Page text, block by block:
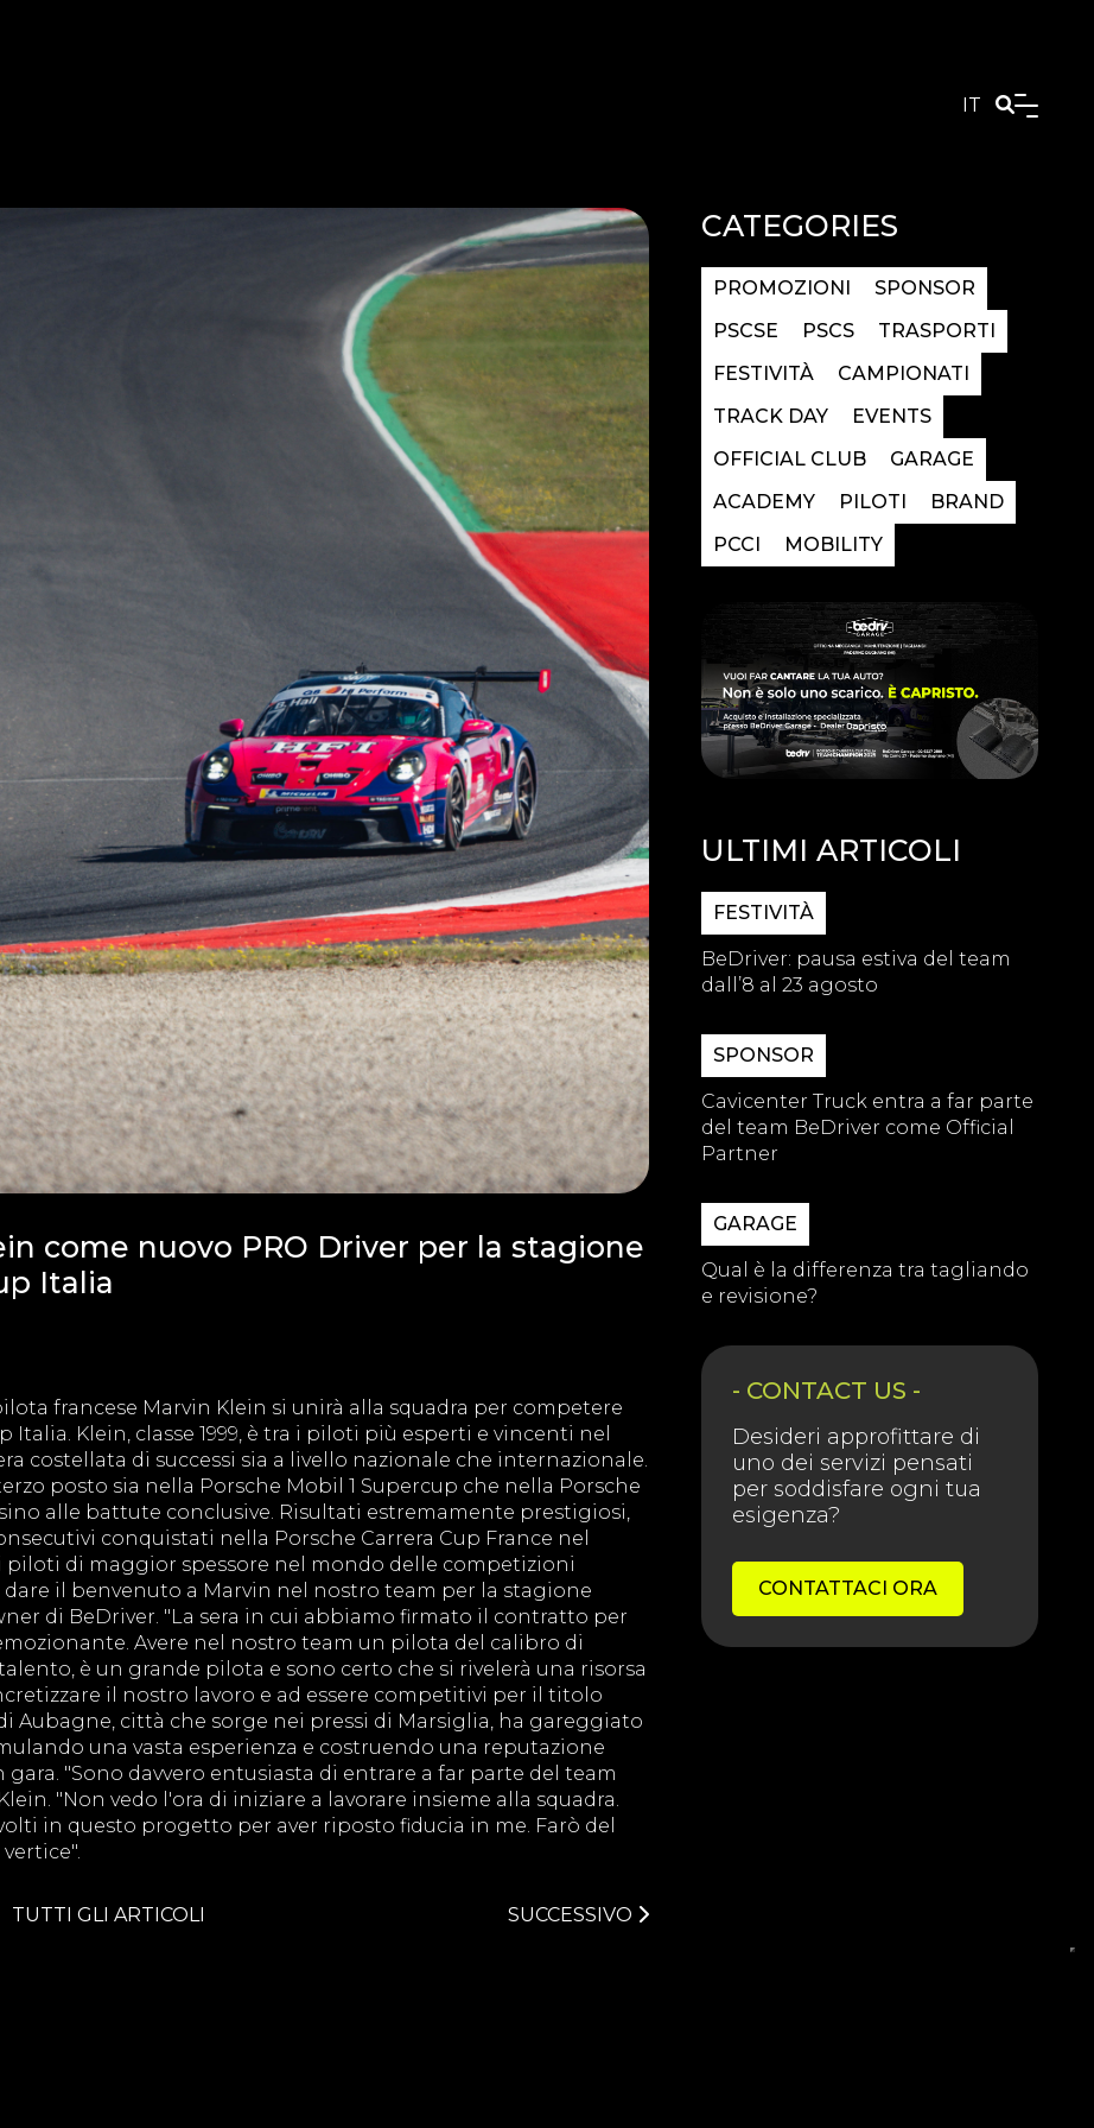
IT
come nuovo PRO Driver per la stagione
Italia
francese Marvin Klein si unirà alla squadra per competere
Klein, classe 1999, è tra i piloti più esperti e vincenti nel
costellata di successi sia a livello nazionale che internazionale.
posto sia nella Porsche Mobil 1 Supercup che nella Porsche
alle battute conclusive. Risultati estremamente prestigiosi,
conquistati nella Porsche Carrera Cup France nel
piloti di maggior spessore nel mondo delle competizioni
il benvenuto a Marvin nel nostro team per la stagione
di BeDriver. "La sera in cui abbiamo firmato il contratto per
Avere nel nostro team un pilota del calibro di
è un grande pilota e sono certo che si rivelerà una risorsa
il nostro lavoro e ad essere competitivi per il titolo
Aubagne, città che sorge nei pressi di Marsiglia, ha gareggiato
una vasta esperienza e costruendo una reputazione
"Sono davvero entusiasta di entrare a far parte del team
"Non vedo l'ora di iniziare a lavorare insieme alla squadra.
in questo progetto per aver riposto fiducia in me. Farò del
TUTTI GLI ARTICOLI SUCCESSIVO
CATEGORIES
PROMOZIONI
SPONSOR
PSCSE
PSCS
TRASPORTI
FESTIVITÀ
CAMPIONATI
TRACK DAY
EVENTS
OFFICIAL CLUB
GARAGE
ACADEMY
PILOTI
BRAND
PCCI
MOBILITY
ULTIMI ARTICOLI
FESTIVITÀ
BeDriver: pausa estiva del team
dall’8 al 23 agosto
SPONSOR
Cavicenter Truck entra a far parte
del team BeDriver come Official
Partner
GARAGE
Qual è la differenza tra tagliando
e revisione?
- CONTACT US -
Desideri approfittare di
uno dei servizi pensati
per soddisfare ogni tua
esigenza?
CONTATTACI ORA